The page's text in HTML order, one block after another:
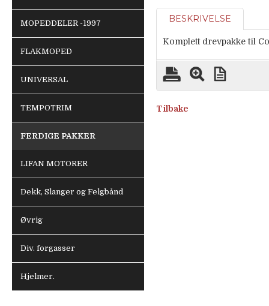
MOPEDDELER -1997
FLAKMOPED
UNIVERSAL
TEMPOTRIM
FERDIGE PAKKER
LIFAN MOTORER
Dekk, Slanger og Felgbånd
Øvrig
Div. forgasser
Hjelmer.
BESKRIVELSE
Komplett drevpakke til
Tilbake